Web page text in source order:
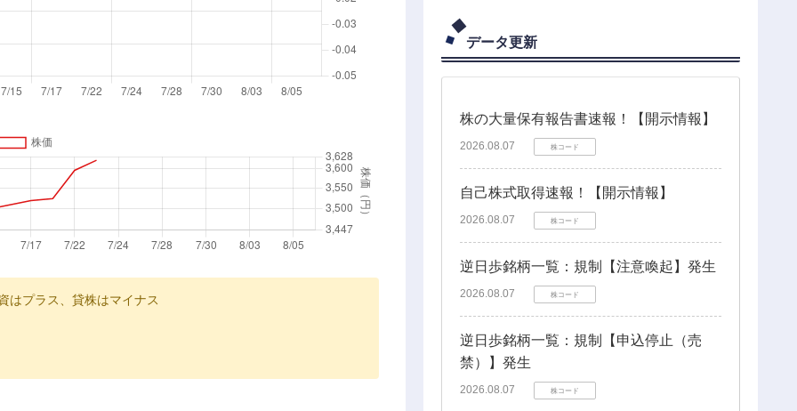
はプラス、貸株はマイナス
データ更新
株の大量保有報告書速報！【開示情報】
2026.08.07 株コード
自己株式取得速報！【開示情報】
2026.08.07 株コード
逆日歩銘柄一覧：規制【注意喚起】発生
2026.08.07 株コード
逆日歩銘柄一覧：規制【申込停止（売
禁）】発生
2026.08.07 株コード